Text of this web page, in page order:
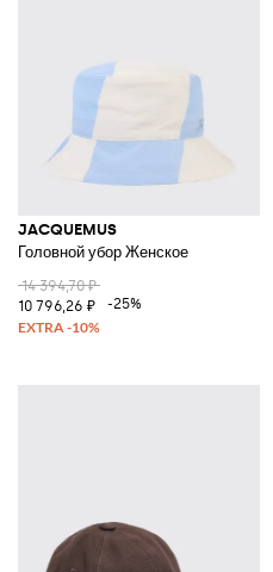
JACQUEMUS
Головной убор Женское
14 394,70 ₽
10 796,26 ₽
-25%